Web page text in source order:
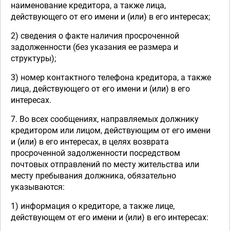
наименование кредитора, а также лица,
действующего от его имени и (или) в его интересах;
2) сведения о факте наличия просроченной
задолженности (без указания ее размера и
структуры);
3) номер контактного телефона кредитора, а также
лица, действующего от его имени и (или) в его
интересах.
7. Во всех сообщениях, направляемых должнику
кредитором или лицом, действующим от его имени
и (или) в его интересах, в целях возврата
просроченной задолженности посредством
почтовых отправлений по месту жительства или
месту пребывания должника, обязательно
указываются:
1) информация о кредиторе, а также лице,
действующем от его имени и (или) в его интересах: